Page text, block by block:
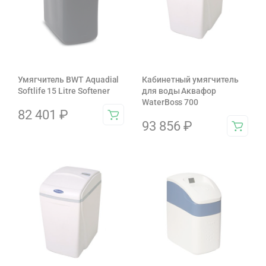
Умягчитель BWT Aquadial
Softlife 15 Litre Softener
82 401 ₽
Кабинетный умягчитель
для воды Аквафор
WaterBoss 700
93 856 ₽